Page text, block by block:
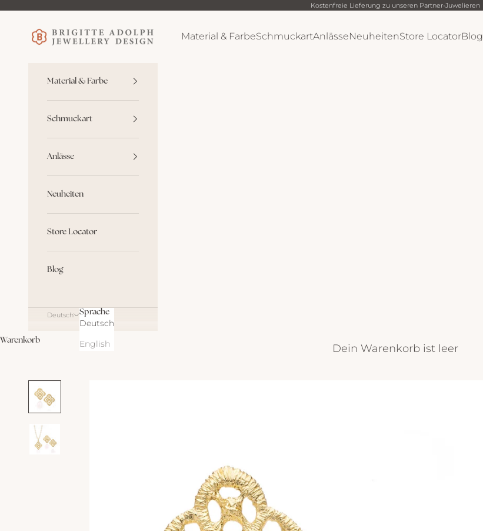
Kostenfreie Lieferung zu unseren Partner-Juwelieren
Brigitte Adolph Material & FarbeSchmuckartAnlässeNeuheitenStore LocatorBlog
Material & Farbe
Schmuckart
Anlässe
Neuheiten
Store Locator
Blog
Deutsch Sprache
Deutsch
English
Warenkorb
Dein Warenkorb ist leer